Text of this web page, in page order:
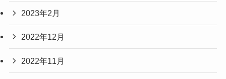
2023年2月
2022年12月
2022年11月